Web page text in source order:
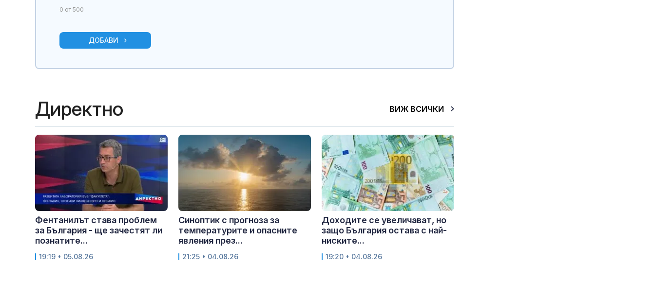
0 от 500
ДОБАВИ
Директно ВИЖ ВСИЧКИ
Фентанилът става проблем
за България - ще зачестят ли
познатите...
19:19 • 05.08.26
Синоптик с прогноза за
температурите и опасните
явления през...
21:25 • 04.08.26
Доходите се увеличават, но
защо България остава с най-
ниските...
19:20 • 04.08.26